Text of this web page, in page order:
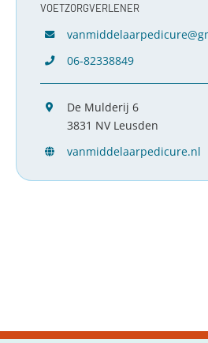
VOETZORGVERLENER
06-82338849
De Mulderij 6
3831 NV Leusden
vanmiddelaarpedicure.nl